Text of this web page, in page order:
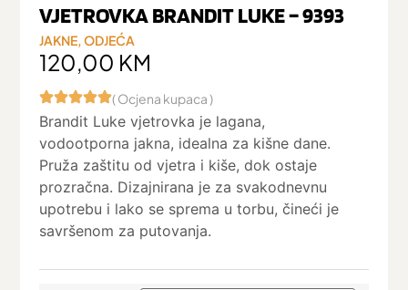
VJETROVKA BRANDIT LUKE – 9393
JAKNE,ODJEĆA
120,00 KM
( Ocjena kupaca )
Brandit Luke vjetrovka je lagana,
vodootporna jakna, idealna za kišne dane.
Pruža zaštitu od vjetra i kiše, dok ostaje
prozračna. Dizajnirana je za svakodnevnu
upotrebu i lako se sprema u torbu, čineći je
savršenom za putovanja.